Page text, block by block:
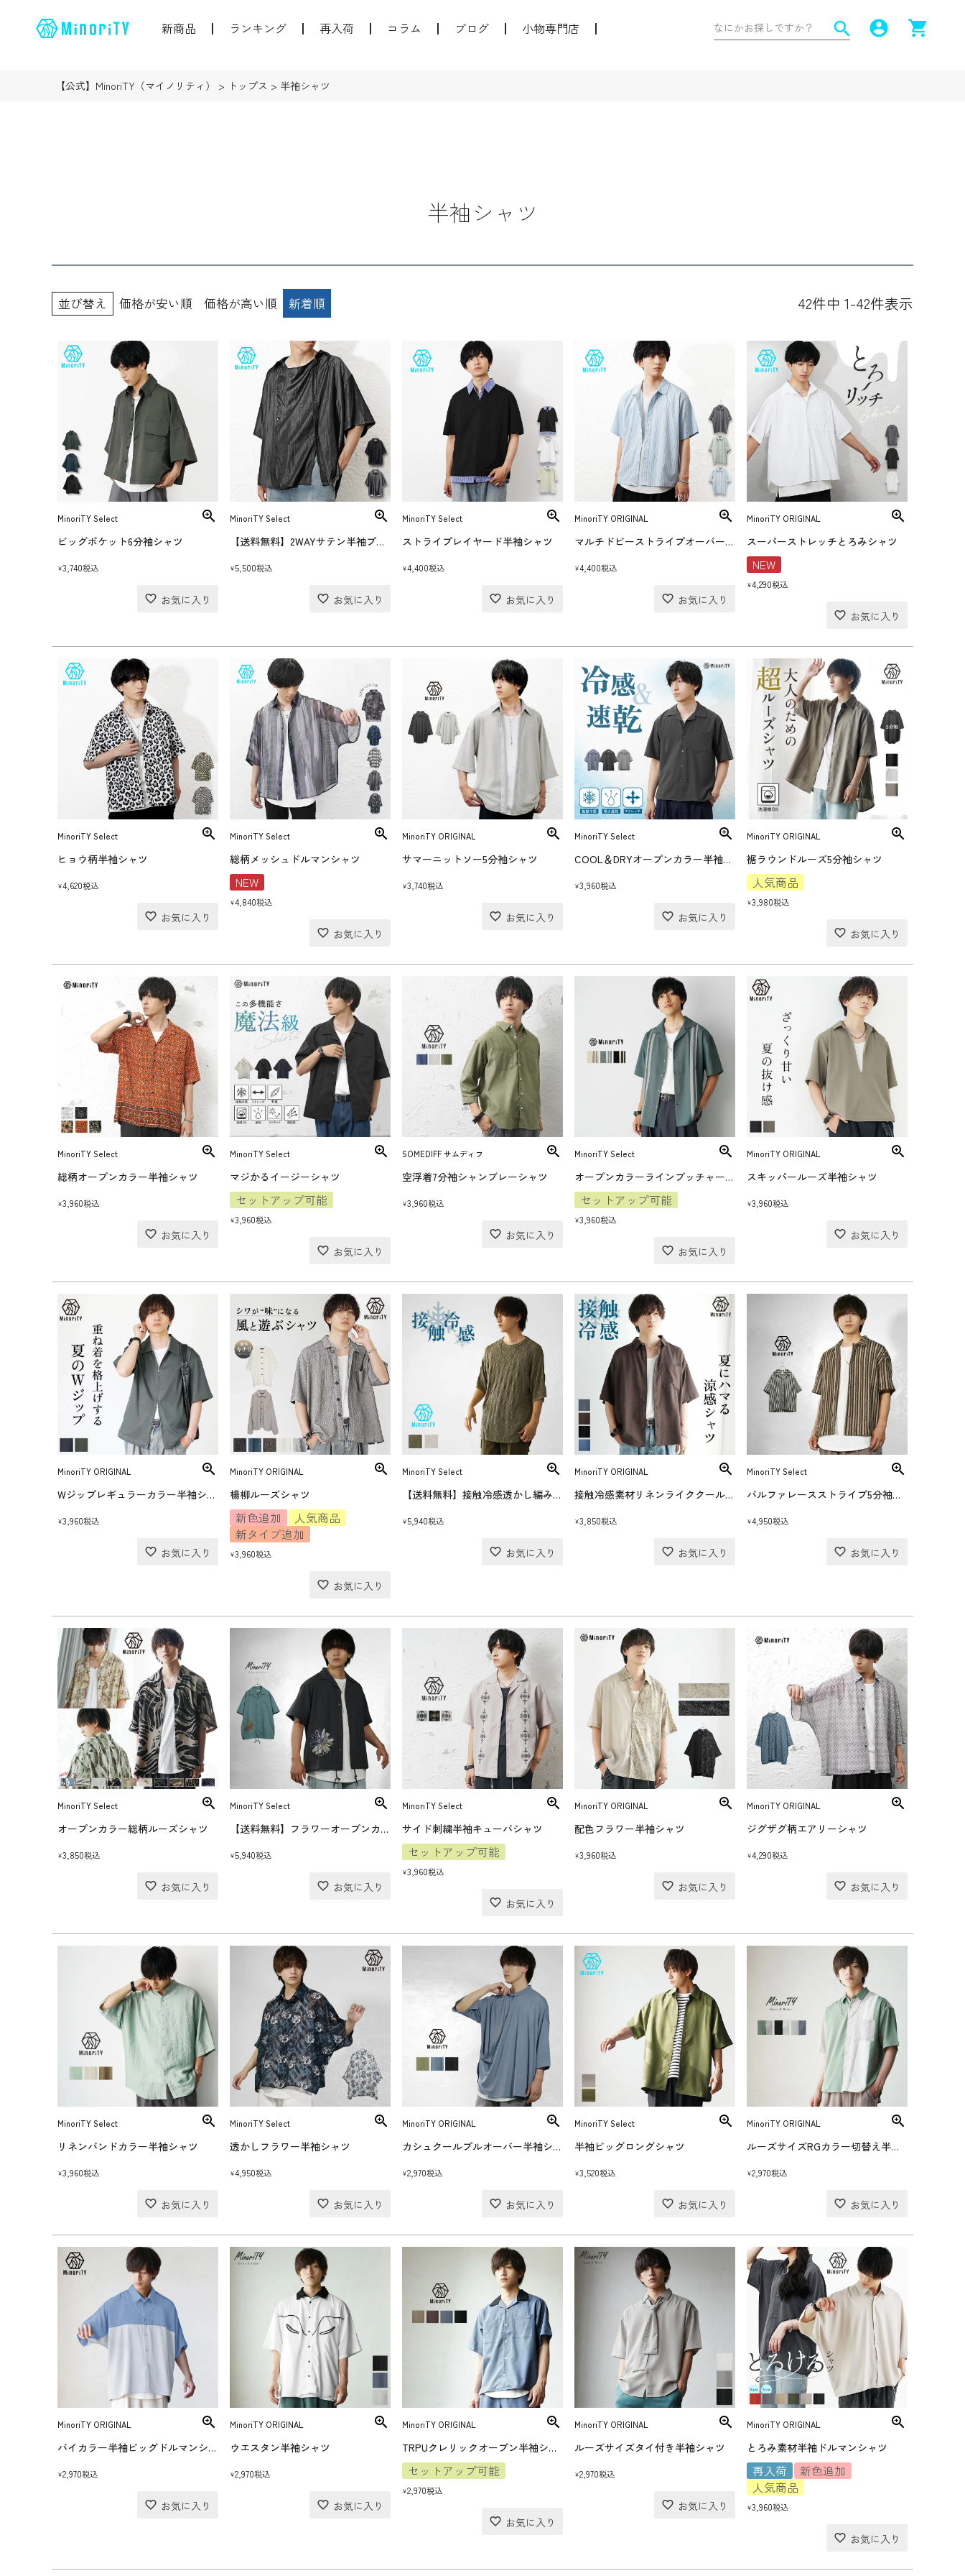
新商品 ランキング 再入荷 コラム ブログ 小物専門店 search account_circle shopping_cart
【公式】MinoriTY（マイノリティ） トップス 半袖シャツ
半袖シャツ
並び替え 価格が安い順 価格が高い順 新着順 42件中 1-42件表示
MinoriTY Select
ビッグポケット6分袖シャツ
¥3,740税込
MinoriTY Select
【送料無料】2WAYサテン半袖プルオーバーシャツ
¥5,500税込
MinoriTY Select
ストライプレイヤード半袖シャツ
¥4,400税込
MinoriTY ORIGINAL
マルチドビーストライプオーバーサイズ半袖シャツ
¥4,400税込
MinoriTY ORIGINAL
スーパーストレッチとろみシャツ
NEW
¥4,290税込
MinoriTY Select
ヒョウ柄半袖シャツ
¥4,620税込
MinoriTY Select
総柄メッシュドルマンシャツ
NEW
¥4,840税込
MinoriTY ORIGINAL
サマーニットソー5分袖シャツ
¥3,740税込
MinoriTY Select
COOL＆DRYオープンカラー半袖シャツ
¥3,960税込
MinoriTY ORIGINAL
裾ラウンドルーズ5分袖シャツ
人気商品
¥3,980税込
MinoriTY Select
総柄オープンカラー半袖シャツ
¥3,960税込
MinoriTY Select
マジかるイージーシャツ
セットアップ可能
¥3,960税込
SOMEDIFF サムディフ
空浮着7分袖シャンブレーシャツ
¥3,960税込
MinoriTY Select
オープンカラーラインブッチャーシャツ
セットアップ可能
¥3,960税込
MinoriTY ORIGINAL
スキッパールーズ半袖シャツ
¥3,960税込
MinoriTY ORIGINAL
Wジップレギュラーカラー半袖シャツ
¥3,960税込
MinoriTY ORIGINAL
楊柳ルーズシャツ
新色追加
人気商品
新タイプ追加
¥3,960税込
MinoriTY Select
【送料無料】接触冷感透かし編みサマーニット
¥5,940税込
MinoriTY ORIGINAL
接触冷感素材リネンライククールオープンカラーシャツ
¥3,850税込
MinoriTY Select
バルファレースストライプ5分袖シャツ
¥4,950税込
MinoriTY Select
オープンカラー総柄ルーズシャツ
¥3,850税込
MinoriTY Select
【送料無料】フラワーオープンカラー半袖シャツ
¥5,940税込
MinoriTY Select
サイド刺繍半袖キューバシャツ
セットアップ可能
¥3,960税込
MinoriTY ORIGINAL
配色フラワー半袖シャツ
¥3,960税込
MinoriTY ORIGINAL
ジグザグ柄エアリーシャツ
¥4,290税込
MinoriTY Select
リネンバンドカラー半袖シャツ
¥3,960税込
MinoriTY Select
透かしフラワー半袖シャツ
¥4,950税込
MinoriTY ORIGINAL
カシュクールプルオーバー半袖シャツ
¥2,970税込
MinoriTY Select
半袖ビッグロングシャツ
¥3,520税込
MinoriTY ORIGINAL
ルーズサイズRGカラー切替え半袖シャツ
¥2,970税込
MinoriTY ORIGINAL
バイカラー半袖ビッグドルマンシャツ
¥2,970税込
MinoriTY ORIGINAL
ウエスタン半袖シャツ
¥2,970税込
MinoriTY ORIGINAL
TRPUクレリックオープン半袖シャツ
セットアップ可能
¥2,970税込
MinoriTY ORIGINAL
ルーズサイズタイ付き半袖シャツ
¥2,970税込
MinoriTY ORIGINAL
とろみ素材半袖ドルマンシャツ
再入荷
新色追加
人気商品
¥3,960税込